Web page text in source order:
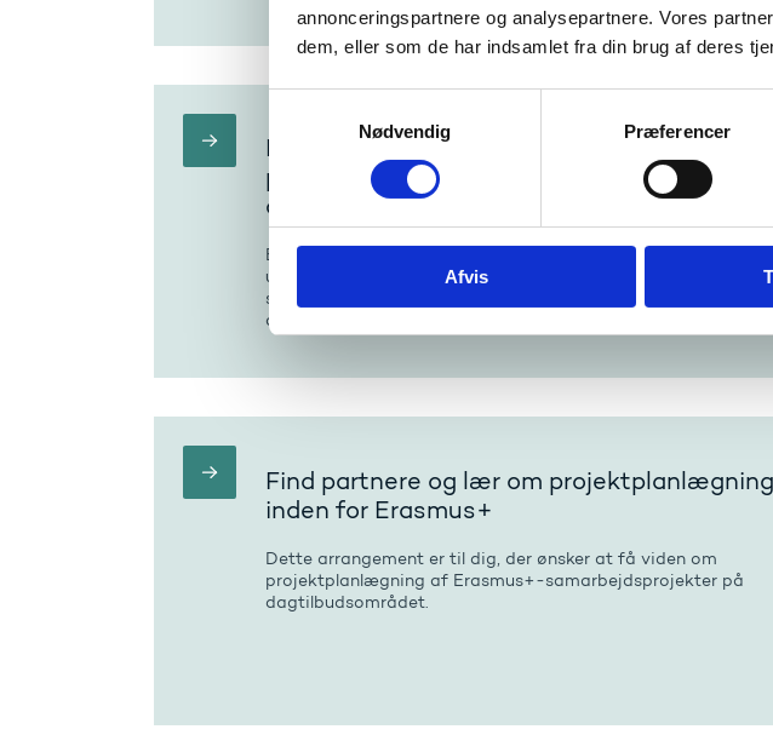
annonceringspartnere og analysepartnere. Vores
dem, eller som de har indsamlet fra din brug af deres
m
t
y
k
k
e
v
g
Nødvendig Præferencer
Afvis
Europæisk seminar: Skab netværk og
partnerskaber med andre akkrediterede
organisationer
Er du interesseret i at finde nye partnerskaber og diskutere
udfordringer ved at have en Erasmus+-akkreditering? Det
svenske kontor for Erasmus+ inviterer til seminar for
akkrediterede organisationer.
Find partnere og lær om projektplanlægning
inden for Erasmus+
Dette arrangement er til dig, der ønsker at få viden om
projektplanlægning af Erasmus+-samarbejdsprojekter på
dagtilbudsområdet.